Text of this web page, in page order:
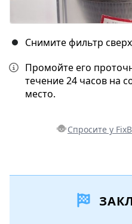
Снимите фильтр
Промойте его
течение 24 часов на
место.
Спросите у
Добавить